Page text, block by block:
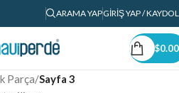
ARAMA YAPGIRIŞ YAP / KAYDOL
$0.00
Parça/Sayfa 3